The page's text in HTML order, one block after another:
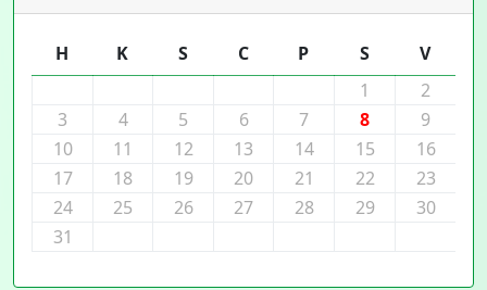
H K S C P S
V
1
2
3
4 5 6 7 8
9
10
11 12 13 14 15
16
17
18 19 20 21 22
23
24
25 26 27 28 29
30
31